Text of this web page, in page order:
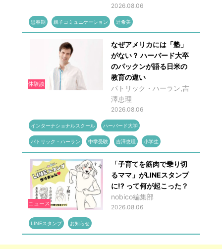
2026.08.06
思春期 親子コミュニケーション 辻希美
体験談
なぜアメリカには「塾」
がない？ ハーバード大卒
のパックンが語る日米の
教育の違い
パトリック・ハーラン,吉
澤恵理
2026.08.06
インターナショナルスクール ハーバード大学
パトリック・ハーラン 中学受験 吉澤恵理 小学生
ニュース
「子育てを筋肉で乗り切
るママ」がLINEスタンプ
に!? って何が起こった？
nobico編集部
2026.08.06
LINEスタンプ お知らせ